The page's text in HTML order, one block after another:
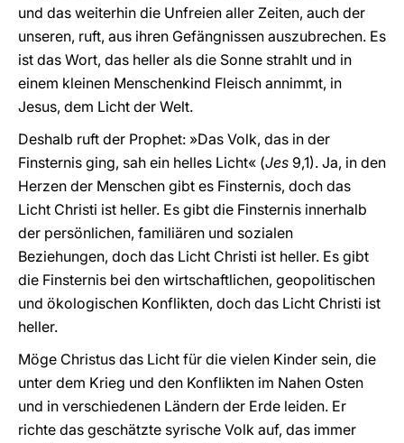
und das weiterhin die Unfreien aller Zeiten, auch der
unseren, ruft, aus ihren Gefängnissen auszubrechen. Es
ist das Wort, das heller als die Sonne strahlt und in
einem kleinen Menschenkind Fleisch annimmt, in
Jesus, dem Licht der Welt.
Deshalb ruft der Prophet: »Das Volk, das in der
Finsternis ging, sah ein helles Licht« (Jes 9,1). Ja, in den
Herzen der Menschen gibt es Finsternis, doch das
Licht Christi ist heller. Es gibt die Finsternis innerhalb
der persönlichen, familiären und sozialen
Beziehungen, doch das Licht Christi ist heller. Es gibt
die Finsternis bei den wirtschaftlichen, geopolitischen
und ökologischen Konflikten, doch das Licht Christi ist
heller.
Möge Christus das Licht für die vielen Kinder sein, die
unter dem Krieg und den Konflikten im Nahen Osten
und in verschiedenen Ländern der Erde leiden. Er
richte das geschätzte syrische Volk auf, das immer